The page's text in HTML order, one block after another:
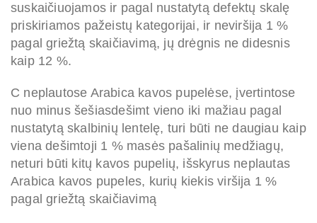
suskaičiuojamos ir pagal nustatytą defektų skalę
priskiriamos pažeistų kategorijai, ir neviršija 1 %
pagal griežtą skaičiavimą, jų drėgnis ne didesnis
kaip 12 %.
C neplautose Arabica kavos pupelėse, įvertintose
nuo minus šešiasdešimt vieno iki mažiau pagal
nustatytą skalbinių lentelę, turi būti ne daugiau kaip
viena dešimtoji 1 % masės pašalinių medžiagų,
neturi būti kitų kavos pupelių, išskyrus neplautas
Arabica kavos pupeles, kurių kiekis viršija 1 %
pagal griežtą skaičiavimą